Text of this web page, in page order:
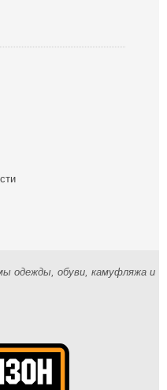
одежды, обуви, камуфляжа и